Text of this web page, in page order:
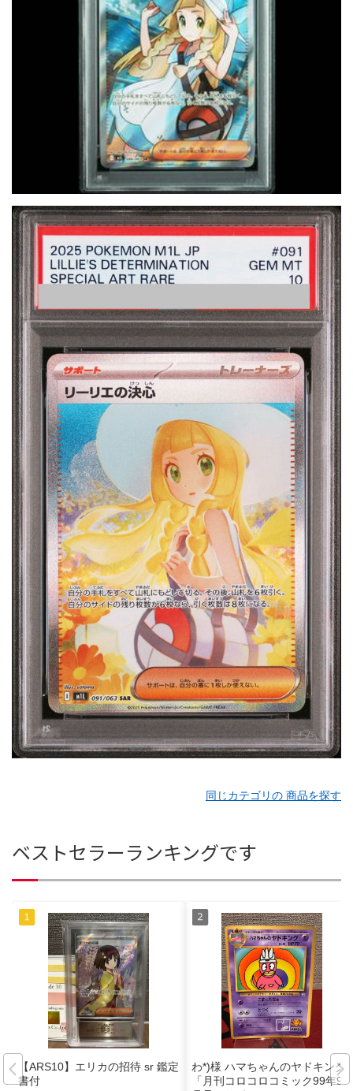
同じカテゴリの 商品を探す
ベストセラーランキングです
【ARS10】エリカの招待 sr 鑑定
書付
わ*)様 ハマちゃんのヤドキング_
「月刊コロコロコミック99年9